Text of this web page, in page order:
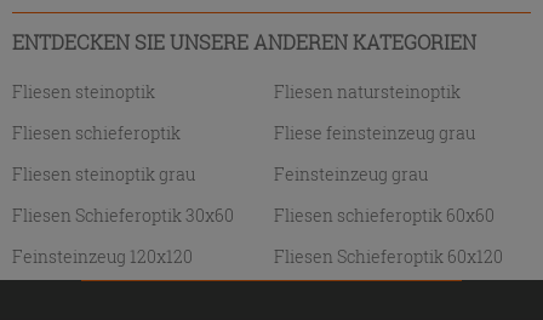
ENTDECKEN SIE UNSERE ANDEREN KATEGORIEN
Fliesen steinoptik
Fliesen natursteinoptik
Fliesen schieferoptik
Fliese feinsteinzeug grau
Fliesen steinoptik grau
Feinsteinzeug grau
Fliesen Schieferoptik 30x60
Fliesen schieferoptik 60x60
Feinsteinzeug 120x120
Fliesen Schieferoptik 60x120